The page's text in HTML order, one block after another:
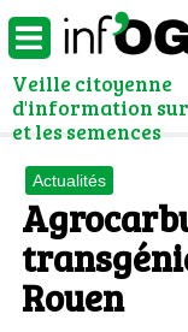
Veille citoyenne
d'information sur
et les semences
Actualités
Rouen